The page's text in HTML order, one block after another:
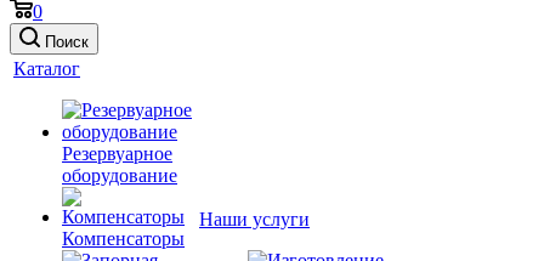
0
Поиск
Каталог
Резервуарное
оборудование
Компенсаторы
Наши услуги